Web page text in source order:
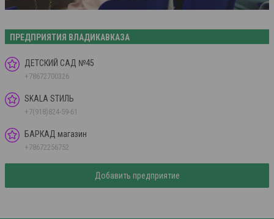
ПРЕДПРИЯТИЯ ВЛАДИКАВКАЗА
ДЕТСКИЙ САД №45
+78672700326
SKALA SТИЛЬ
+7(918)824-59-61
БАРКАД магазин
+78672256752
Добавить предприятие